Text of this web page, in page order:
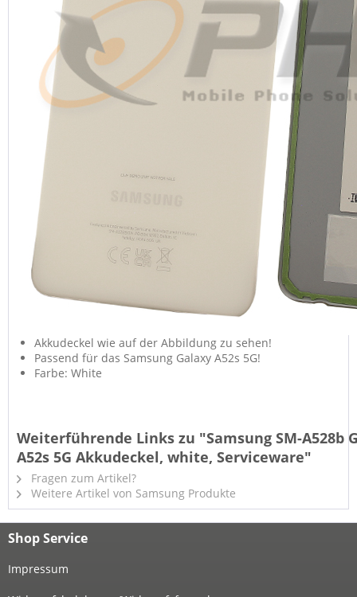
Akkudeckel wie auf der Abbildung zu sehen!
Passend für das Samsung Galaxy A52s 5G!
Farbe: White
Weiterführende Links zu "Samsung SM-A528b
A52s 5G Akkudeckel, white, Serviceware"
Fragen zum Artikel?
Weitere Artikel von Samsung Produkte
Shop Service
Impressum